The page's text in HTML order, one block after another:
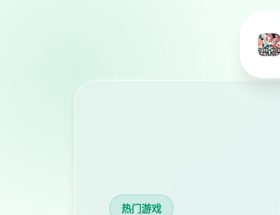
热门游戏